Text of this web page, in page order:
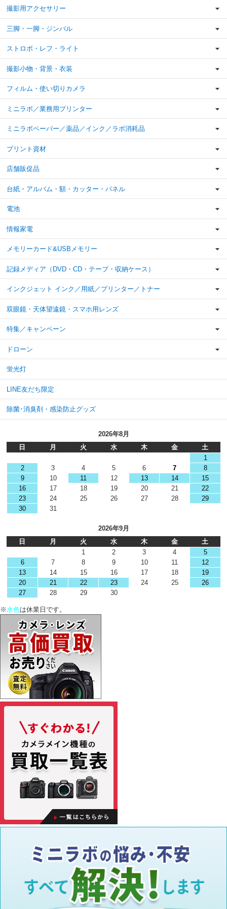
撮影用アクセサリー
三脚・一脚・ジンバル
ストロボ・レフ・ライト
撮影小物・背景・衣装
フィルム・使い切りカメラ
ミニラボ／業務用プリンター
ミニラボペーパー／薬品／インク／ラボ消耗品
プリント資材
店舗販促品
台紙・アルバム・額・カッター・パネル
電池
情報家電
メモリーカード&USBメモリー
記録メディア（DVD・CD・テープ・収納ケース）
インクジェット インク／用紙／プリンター／トナー
双眼鏡・天体望遠鏡・スマホ用レンズ
特集／キャンペーン
ドローン
蛍光灯
LINE友だち限定
除菌･消臭剤・感染防止グッズ
2026年8月
日
月 火 水 木 金
土
1
2
3 4 5 6 7
8
9
10 11 12 13 14
15
16
17 18 19 20 21
22
23
24 25 26 27 28
29
30
31
2026年9月
日
月 火 水 木 金
土
1
2 3 4
5
6
7 8 9 10 11
12
13
14 15 16 17 18
19
20
21 22 23 24 25
26
27
28 29 30
※水色は休業日です。